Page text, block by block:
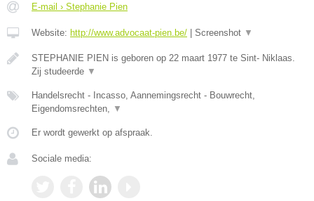
E-mail › Stephanie Pien
Website: http://www.advocaat-pien.be/ Screenshot ▼
STEPHANIE PIEN is geboren op 22 maart 1977 te Sint- Niklaas.
Zij studeerde ▼
Handelsrecht - Incasso, Aannemingsrecht - Bouwrecht,
Eigendomsrechten,
▼
Er wordt gewerkt op afspraak.
Sociale media: